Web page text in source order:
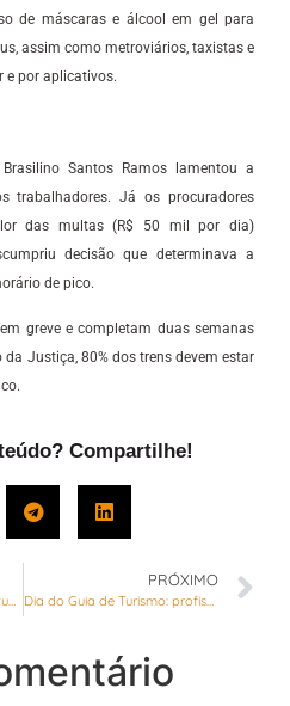
de máscaras e álcool em gel para
assim como metroviários, taxistas e
e por aplicativos.
Santos Ramos lamentou a
trabalhadores. Já os procuradores
das multas (R$ 50 mil por dia)
decisão que determinava a
de pico.
greve e completam duas semanas
Justiça, 80% dos trens devem estar
Compartilhe!
Turismo em Ação leva oportunidades e ações sustentáveis para Sobradinho
PRÓXIMO
Dia do Guia de Turismo: profissionais do DF resistem ao desafios da Covid